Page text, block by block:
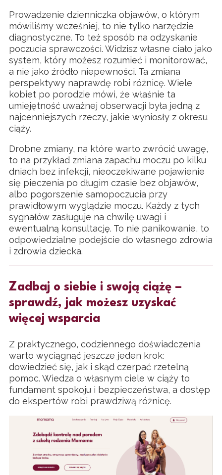
Prowadzenie dzienniczka objawów, o którym
mówiliśmy wcześniej, to nie tylko narzędzie
diagnostyczne. To też sposób na odzyskanie
poczucia sprawczości. Widzisz własne ciało jako
system, który możesz rozumieć i monitorować,
a nie jako źródło niepewności. Ta zmiana
perspektywy naprawdę robi różnicę. Wiele
kobiet po porodzie mówi, że właśnie ta
umiejętność uważnej obserwacji była jedną z
najcenniejszych rzeczy, jakie wyniosły z okresu
ciąży.
Drobne zmiany, na które warto zwrócić uwagę,
to na przykład zmiana zapachu moczu po kilku
dniach bez infekcji, nieoczekiwane pojawienie
się pieczenia po długim czasie bez objawów,
albo pogorszenie samopoczucia przy
prawidłowym wyglądzie moczu. Każdy z tych
sygnałów zasługuje na chwilę uwagi i
ewentualną konsultację. To nie panikowanie, to
odpowiedzialne podejście do własnego zdrowia
i zdrowia dziecka.
Zadbaj o siebie i swoją ciążę –
sprawdź, jak możesz uzyskać
więcej wsparcia
Z praktycznego, codziennego doświadczenia
warto wyciągnąć jeszcze jeden krok:
dowiedzieć się, jak i skąd czerpać rzetelną
pomoc. Wiedza o własnym ciele w ciąży to
fundament spokoju i bezpieczeństwa, a dostęp
do ekspertów robi prawdziwą różnicę.